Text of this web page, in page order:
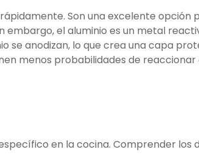
Son una excelente opción
el aluminio es un metal
se anodizan, lo que crea una capa
menos probabilidades de
en la cocina. Comprender los